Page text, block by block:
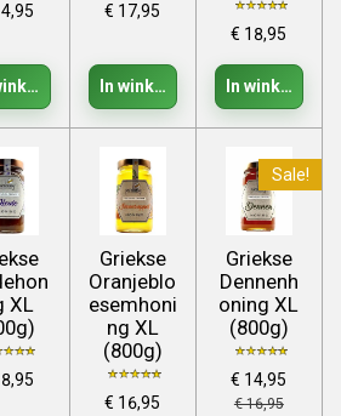
€ 17,95
In winkelwagen
€ 18,95
In
XL
Griekse
Oranjeblo
esemhoni
ng XL
(800g)
€ 16,95
Sale!
Griekse
Dennenh
oning XL
(800g)
€ 14,95
€ 16,95